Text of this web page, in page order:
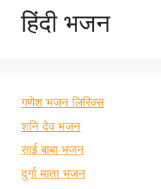
हिंदी भजन
गणेश भजन लिरिक्स
शनि देव भजन
साई बाबा भजन
दुर्गा माता भजन